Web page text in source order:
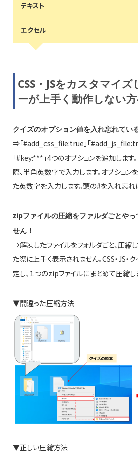
テキスト
エクセル
CSS・JSをカスタマイ
ーが上手く動作しない
クイズのオプション値を入れ忘れてい
⇒「#add_css_file:true」「
「#key:***」4つのオプションを追加します
際、半角英数字で入力します。オプション
た英数字を入力します。頭の#を入れ忘れ
zipファイルの圧縮をファルダごとや
せん！
⇒解凍したファイルをフォルダごと、圧縮
た際に上手く表示されません。CSS・JS・
定し、１つのzipファイルにまとめて圧縮し
▼間違った圧縮方法
▼正しい圧縮方法